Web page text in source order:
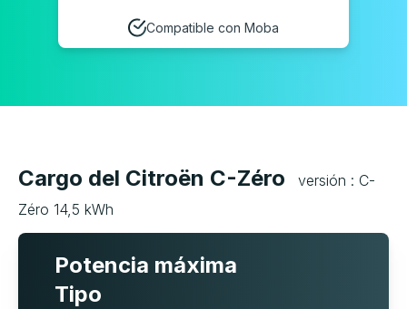
Compatible con Moba
Cargo del Citroën C-Zéro
versión : C-
Zéro 14,5 kWh
Potencia máxima
Tipo